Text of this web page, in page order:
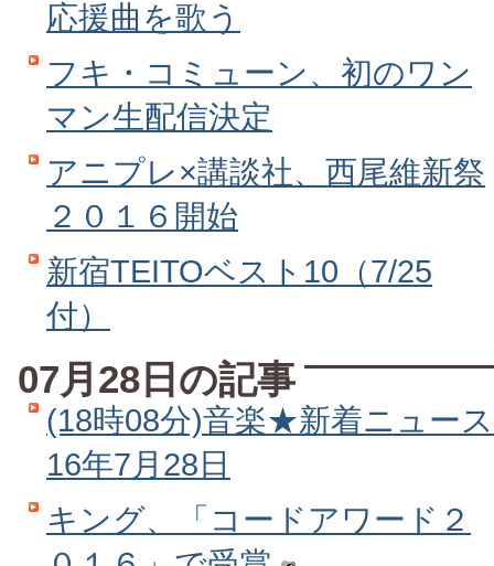
応援曲を歌う
フキ・コミューン、初のワン
マン生配信決定
アニプレ×講談社、西尾維新祭
２０１６開始
新宿TEITOベスト10（7/25
付）
07月28日の記事
(18時08分)音楽★新着ニュース
16年7月28日
キング、「コードアワード２